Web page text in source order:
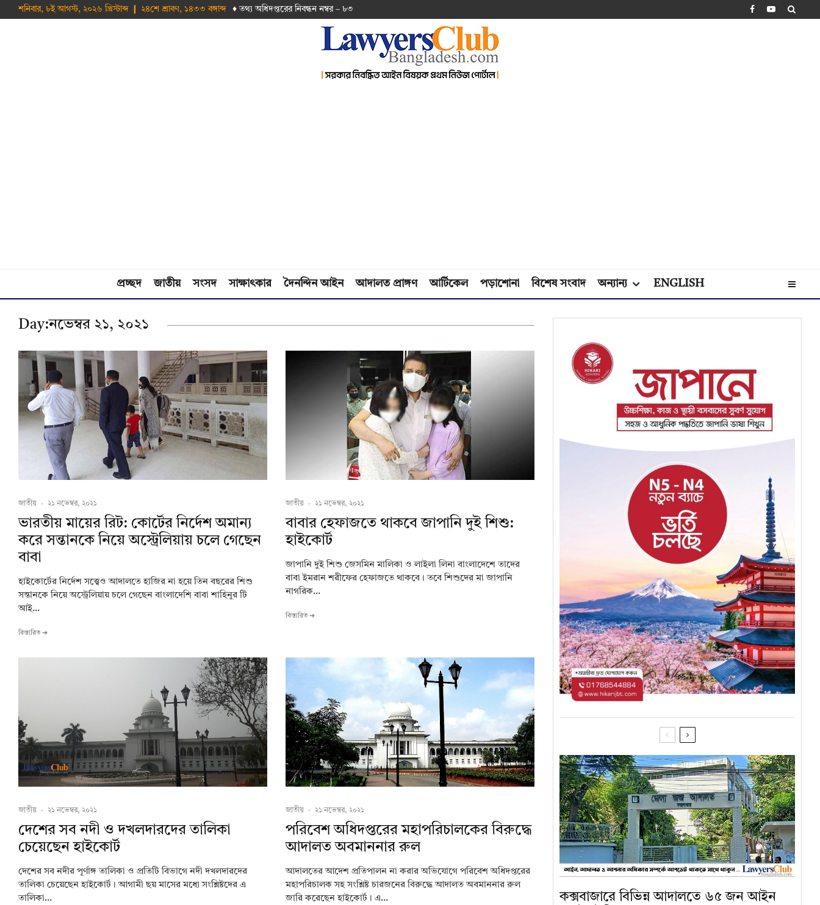
শনিবার, ৮ই আগস্ট, ২০২৬ খ্রিস্টাব্দ ❙ ২৪শে শ্রাবণ, ১৪৩৩ বঙ্গাব্দ ♦ তথ‌্য অ‌ধিদপ্ত‌রের নিবন্ধন নম্বর – ৮৩
প্রচ্ছদ জাতীয় সংসদ সাক্ষাৎকার দৈনন্দিন আইন আদালত প্রাঙ্গণ আর্টিকেল পড়াশোনা বিশেষ সংবাদ অন্যান্য ENGLISH
Day:নভেম্বর ২১, ২০২১
জাতীয় · ২১ নভেম্বর, ২০২১
ভারতীয় মায়ের রিট: কোর্টের নির্দেশ অমান্য
করে সন্তানকে নিয়ে অস্ট্রেলিয়ায় চলে গেছেন
বাবা
হাইকোর্টের নির্দেশ সত্ত্বেও আদালতে হাজির না হয়ে তিন বছরের শিশু
সন্তানকে নিয়ে অস্ট্রেলিয়ায় চলে গেছেন বাংলাদেশি বাবা শাহিনুর টি
আই...
বিস্তারিত ➔
জাতীয় · ২১ নভেম্বর, ২০২১
বাবার হেফাজতে থাকবে জাপানি দুই শিশু:
হাইকোর্ট
জাপানি দুই শিশু জেসমিন মালিকা ও লাইলা লিনা বাংলাদেশে তাদের
বাবা ইমরান শরীফের হেফাজতে থাকবে। তবে শিশুদের মা জাপানি
নাগরিক...
বিস্তারিত ➔
জাতীয় · ২১ নভেম্বর, ২০২১
দেশের সব নদী ও দখলদারদের তালিকা
চেয়েছেন হাইকোর্ট
দেশের সব নদীর পূর্ণাঙ্গ তালিকা ও প্রতিটি বিভাগে নদী দখলদারদের
তালিকা চেয়েছেন হাইকোর্ট। আগামী ছয় মাসের মধ্যে সংশ্লিষ্টদের এ
তালিকা...
জাতীয় · ২১ নভেম্বর, ২০২১
পরিবেশ অধিদপ্তরের মহাপরিচালকের বিরুদ্ধে
আদালত অবমাননার রুল
আদালতের আদেশ প্রতিপালন না করার অভিযোগে পরিবেশ অধিদপ্তরের
মহাপরিচালক সহ সংশ্লিষ্ট চারজনের বিরুদ্ধে আদালত অবমাননার রুল
জারি করেছেন হাইকোর্ট। এ...
কক্সবাজারে বিভিন্ন আদালতে ৬৫ জন আইন